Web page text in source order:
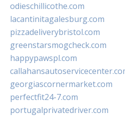
odieschillicothe.com
lacantinitagalesburg.com
pizzadeliverybristol.com
greenstarsmogcheck.com
happypawspl.com
georgiascornermarket.com
perfectfit24-7.com
portugalprivatedriver.com